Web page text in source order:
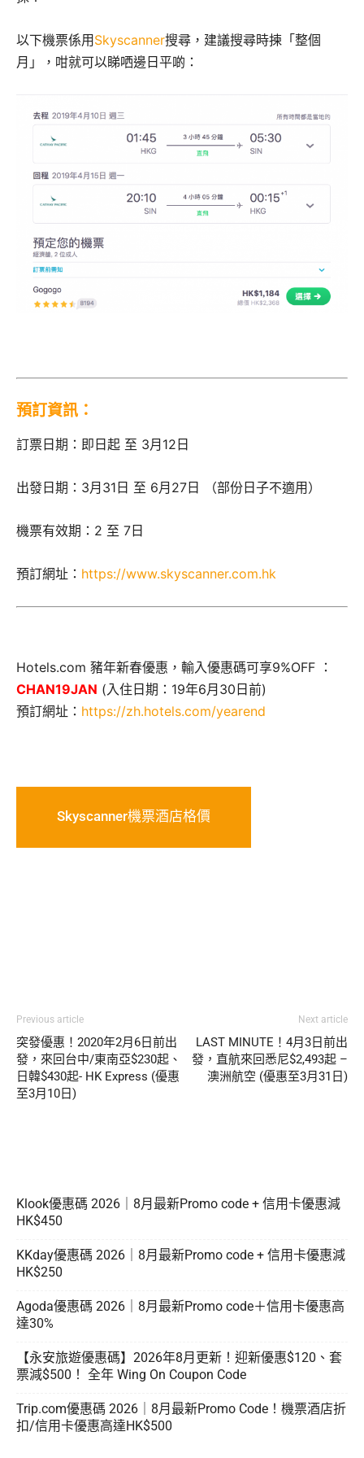
以下機票係用Skyscanner搜尋，建議搜尋時揀「整個
月」，咁就可以睇哂邊日平啲：
預訂資訊：
訂票日期：即日起 至 3月12日
出發日期：3月31日 至 6月27日 （部份日子不適用）
機票有效期：2 至 7日
預訂網址： https://www.skyscanner.com.hk
Hotels.com 豬年新春優惠，輸入優惠碼可享9%OFF ：
CHAN19JAN (入住日期：19年6月30日前)
預訂網址： https://zh.hotels.com/yearend
Skyscanner機票酒店格價
Previous article
突發優惠！2020年2月6日前出
發，來回台中/東南亞$230起、
日韓$430起- HK Express (優惠
至3月10日)
Next article
LAST MINUTE！4月3日前出
發，直航來回悉尼$2,493起 –
澳洲航空 (優惠至3月31日)
Klook優惠碼 2026｜8月最新Promo code + 信用卡優惠減
HK$450
KKday優惠碼 2026｜8月最新Promo code + 信用卡優惠減
HK$250
Agoda優惠碼 2026｜8月最新Promo code＋信用卡優惠高
達30%
【永安旅遊優惠碼】2026年8月更新！迎新優惠$120、套
票減$500！ 全年 Wing On Coupon Code
Trip.com優惠碼 2026｜8月最新Promo Code！機票酒店折
扣/信用卡優惠高達HK$500